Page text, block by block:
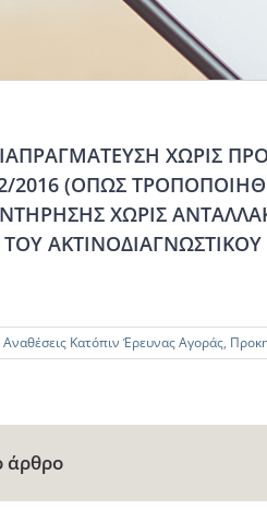
ΧΩΡΙΣ
2016 (ΟΠΩΣ
ΧΩΡΙΣ
ΤΟΥ
Κατόπιν Έρευνας Αγοράς,
άρθρο